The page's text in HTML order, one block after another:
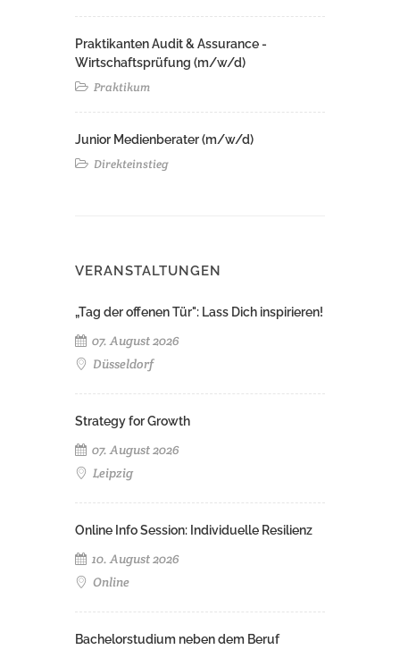
Praktikanten Audit & Assurance -
Wirtschaftsprüfung (m/w/d)
Praktikum
Junior Medienberater (m/w/d)
Direkteinstieg
VERANSTALTUNGEN
„Tag der offenen Tür": Lass Dich inspirieren!
07. August 2026
Düsseldorf
Strategy for Growth
07. August 2026
Leipzig
Online Info Session: Individuelle Resilienz
10. August 2026
Online
Bachelorstudium neben dem Beruf